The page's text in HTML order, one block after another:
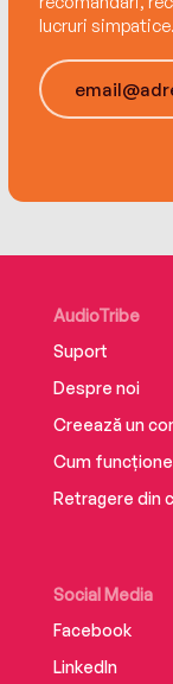
înțelepciune
MENDES
Traducere
Editura Litera
ISBN
lucruri simpatice.
AudioTribe
Suport
Despre noi
Creează un
Cum
Retragere din
Social Media
Facebook
LinkedIn